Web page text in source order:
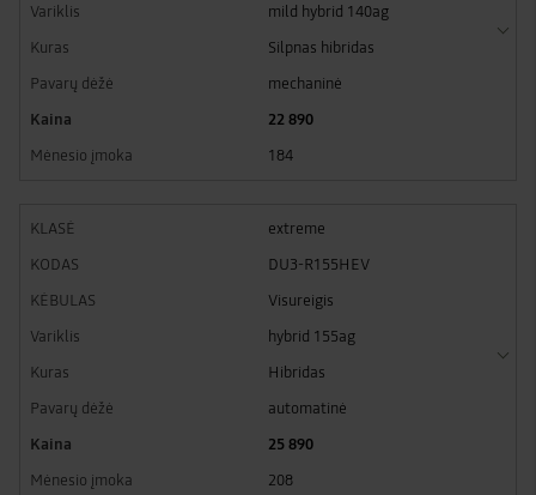
mild hybrid 140ag
Silpnas hibridas
mechaninė
22 890
184
extreme
DU3-R155HEV
Visureigis
hybrid 155ag
Hibridas
automatinė
25 890
208